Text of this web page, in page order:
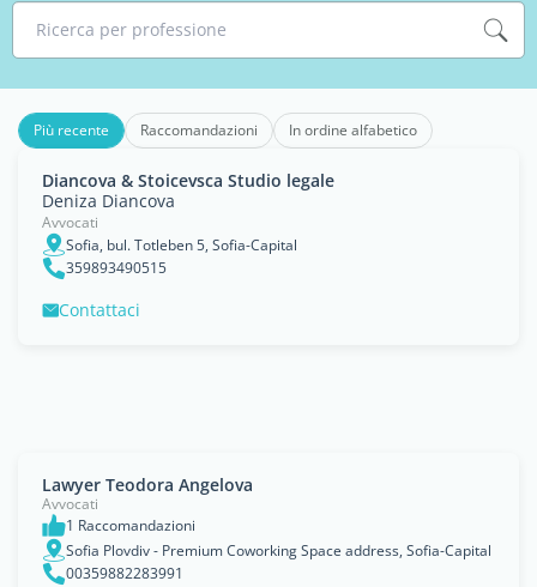
Ricerca per professione
Più recente Raccomandazioni In ordine alfabetico
Diancova & Stoicevsca Studio legale
Deniza Diancova
Avvocati
Sofia, bul. Totleben 5, Sofia-Capital
359893490515
Contattaci
Lawyer Teodora Angelova
Avvocati
1 Raccomandazioni
Sofia Plovdiv - Premium Coworking Space address, Sofia-Capital
00359882283991